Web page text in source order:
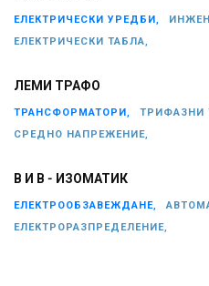
ЕЛЕКТРИЧЕСКИ УРЕДБИ,
ЕЛЕКТРИЧЕСКИ ТАБЛА,
ЛЕМИ ТРАФО
ТРАНСФОРМАТОРИ,
ТРИФАЗНИ
СРЕДНО НАПРЕЖЕНИЕ,
В И В - ИЗОМАТИК
ЕЛЕКТРООБЗАВЕЖДАНЕ,
ЕЛЕКТРОРАЗПРЕДЕЛЕНИЕ,